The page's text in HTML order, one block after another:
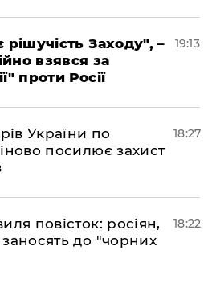
рішучість Заходу", –
взявся за
проти Росії
19:13
України по
посилює захист
18:27
повісток: росіян,
до "чорних
18:22